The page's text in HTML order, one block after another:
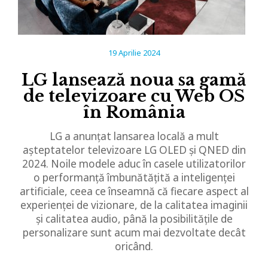
19 Aprilie 2024
LG lansează noua sa gamă
de televizoare cu Web OS
în România
LG a anunțat lansarea locală a mult
așteptatelor televizoare LG OLED și QNED din
2024. Noile modele aduc în casele utilizatorilor
o performanță îmbunătățită a inteligenței
artificiale, ceea ce înseamnă că fiecare aspect al
experienței de vizionare, de la calitatea imaginii
și calitatea audio, până la posibilitățile de
personalizare sunt acum mai dezvoltate decât
oricând.